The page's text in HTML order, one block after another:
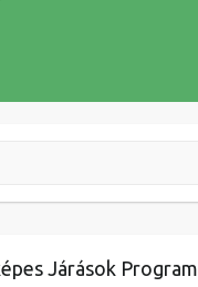
Járások Program